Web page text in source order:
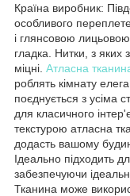
Країна виробник:
особливого
і глянсовою
гладка. Нитки, з яких
міцні. Атласна
роблять кімнату
поєднується з усіма
для класичного
текстурою атласна
додасть вашому
Ідеально підходить
забезпечуючи
Тканина може